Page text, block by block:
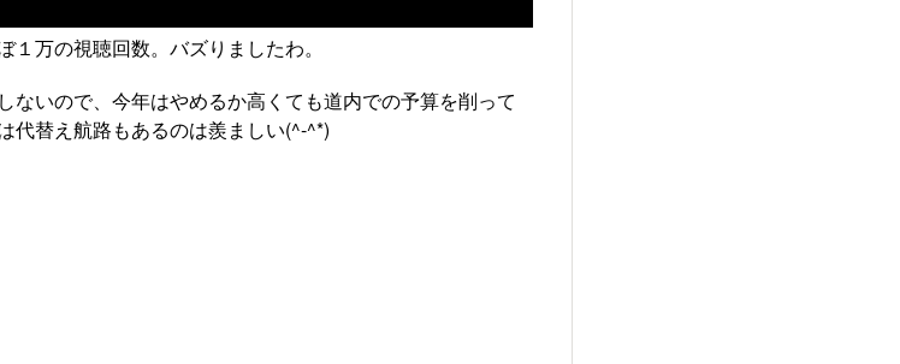
万の視聴回数。バズりましたわ。
ないので、今年はやめるか高くても道内での予算を削って
代替え航路もあるのは羨ましい(^-^*)